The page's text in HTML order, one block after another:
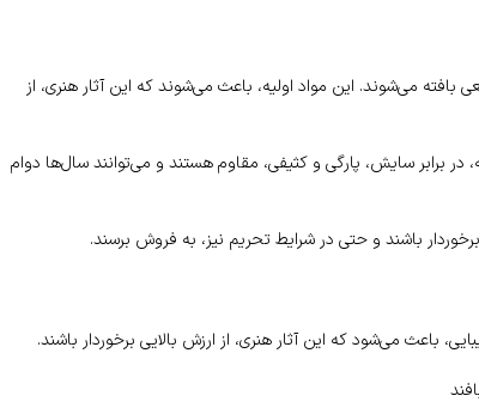
بافته می‌شوند. این مواد اولیه، باعث می‌شوند که این آثار هنری، از
در برابر سایش، پارگی و کثیفی، مقاوم هستند و می‌توانند سال‌ها دوام
باشند و حتی در شرایط تحریم نیز، به فروش برسند.
باعث می‌شود که این آثار هنری، از ارزش بالایی برخوردار باشند.